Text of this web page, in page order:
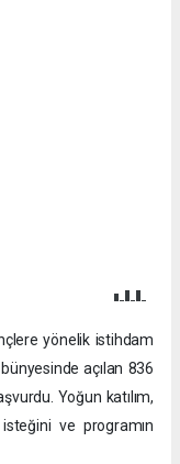
yönelik istihdam
açılan 836
Yoğun katılım,
ve programın